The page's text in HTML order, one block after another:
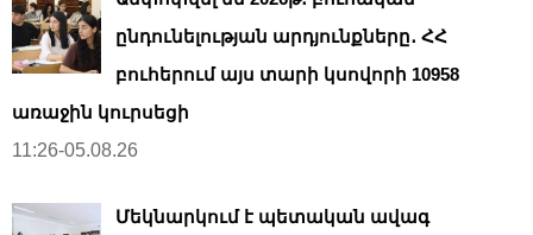
ընդունելության արդյունքները․ ՀՀ
բուհերում այս տարի կսովորի 10958
առաջին կուրսեցի
11:26-05.08.26
Մեկնարկում է պետական ավագ